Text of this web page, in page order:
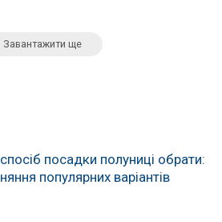
Завантажити ще
посадки полуниці обрати:
популярних варіантів